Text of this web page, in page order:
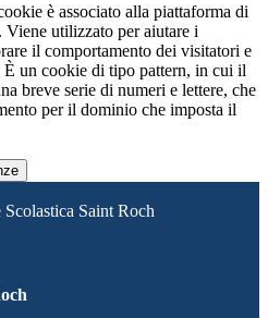
è associato alla piattaforma di
utilizzato per aiutare i
il comportamento dei visitatori e
È un cookie di tipo pattern, in cui il
breve serie di numeri e lettere, che
per il dominio che imposta il
Saint Roch